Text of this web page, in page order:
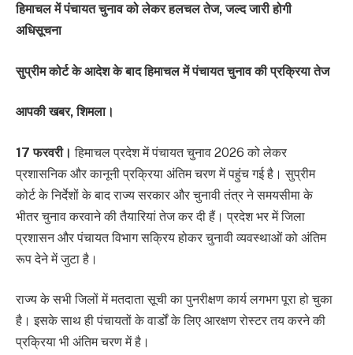
हिमाचल में पंचायत चुनाव को लेकर हलचल तेज, जल्द जारी होगी
अधिसूचना
सुप्रीम कोर्ट के आदेश के बाद हिमाचल में पंचायत चुनाव की प्रक्रिया तेज
आपकी खबर, शिमला।
17 फरवरी। हिमाचल प्रदेश में पंचायत चुनाव 2026 को लेकर
प्रशासनिक और कानूनी प्रक्रिया अंतिम चरण में पहुंच गई है। सुप्रीम
कोर्ट के निर्देशों के बाद राज्य सरकार और चुनावी तंत्र ने समयसीमा के
भीतर चुनाव करवाने की तैयारियां तेज कर दी हैं। प्रदेश भर में जिला
प्रशासन और पंचायत विभाग सक्रिय होकर चुनावी व्यवस्थाओं को अंतिम
रूप देने में जुटा है।
राज्य के सभी जिलों में मतदाता सूची का पुनरीक्षण कार्य लगभग पूरा हो चुका
है। इसके साथ ही पंचायतों के वार्डों के लिए आरक्षण रोस्टर तय करने की
प्रक्रिया भी अंतिम चरण में है।